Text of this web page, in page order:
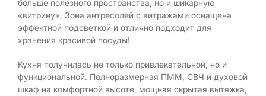
больше полезного пространства, но и шикарную
«витрину». Зона антресолей с витражами оснащена
эффектной подсветкой и отлично подходит для
хранения красивой посуды!
Кухня получилась не только привлекательной, но и
функциональной. Полноразмерная ПММ, СВЧ и духовой
шкаф на комфортной высоте, мощная скрытая вытяжка,